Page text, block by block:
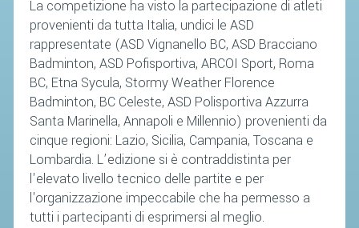
La competizione ha visto la partecipazione di atleti
provenienti da tutta Italia, undici le ASD
rappresentate (ASD Vignanello BC, ASD Bracciano
Badminton, ASD Pofisportiva, ARCOI Sport, Roma
BC, Etna Sycula, Stormy Weather Florence
Badminton, BC Celeste, ASD Polisportiva Azzurra
Santa Marinella, Annapoli e Millennio) provenienti da
cinque regioni: Lazio, Sicilia, Campania, Toscana e
Lombardia. L’edizione si è contraddistinta per
l'elevato livello tecnico delle partite e per
l'organizzazione impeccabile che ha permesso a
tutti i partecipanti di esprimersi al meglio.